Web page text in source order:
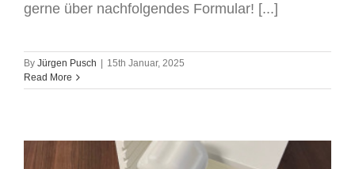
gerne über nachfolgendes Formular! [...]
By Jürgen Pusch
15th Januar, 2025
Read More